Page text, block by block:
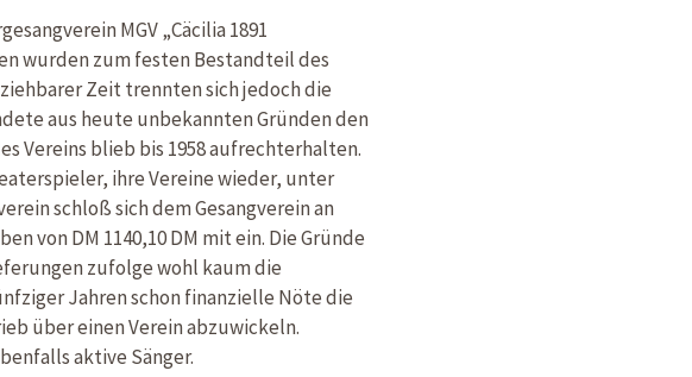
MGV „Cäcilia 1891
wurden zum festen Bestandteil des
Zeit trennten sich jedoch die
aus heute unbekannten Gründen den
Vereins blieb bis 1958 aufrechterhalten.
ihre Vereine wieder, unter
schloß sich dem Gesangverein an
von DM 1140,10 DM mit ein. Die Gründe
zufolge wohl kaum die
Jahren schon finanzielle Nöte die
über einen Verein abzuwickeln.
aktive Sänger.